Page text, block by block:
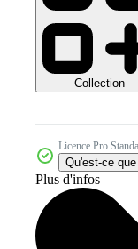
Collection
Licence Pro
Qu'est-ce
Plus d'infos